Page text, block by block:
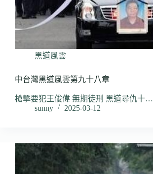
黑道風雲
中台灣黑道風雲第九十八章
槍擊要犯王俊偉 無期徒刑 黑道尋仇十…
sunny
2025-03-12